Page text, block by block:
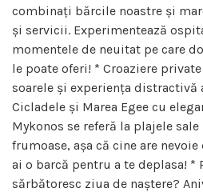
combinați bărcile noastre și
și servicii. Experimentează
momentele de neuitat pe care
le poate oferi! * Croaziere
soarele și experiența distractivă
Cicladele și Marea Egee cu
Mykonos se referă la plajele
frumoase, așa că cine are
ai o barcă pentru a te deplasa! *
sărbătoresc ziua de naștere?